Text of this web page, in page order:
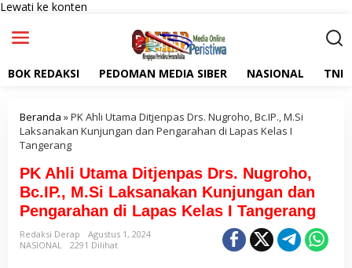
Lewati ke konten
BOK REDAKSI PEDOMAN MEDIA SIBER NASIONAL TNI
Beranda »PK Ahli Utama Ditjenpas Drs. Nugroho, Bc.IP., M.Si
Laksanakan Kunjungan dan Pengarahan di Lapas Kelas I
Tangerang
PK Ahli Utama Ditjenpas Drs. Nugroho,
Bc.IP., M.Si Laksanakan Kunjungan dan
Pengarahan di Lapas Kelas I Tangerang
Redaksi Derap
Agustus 1, 2024
NASIONAL
2291 Dilihat